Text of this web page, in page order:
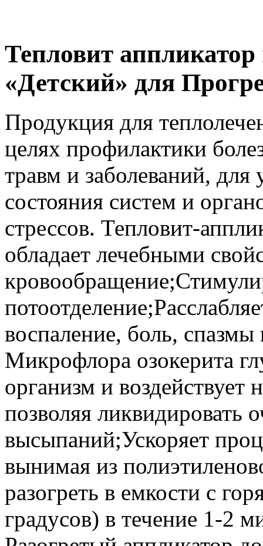
Тепловит
«Детский» для
Продукция для
целях профилактики
травм и заболеваний,
состояния систем и
стрессов. Тепловит-
обладает лечебными
воспаление, боль,
Микрофлора озокерита
организм и воздействует
позволяя ликвидировать
высыпаний;Ускоряет
вынимая из
разогреть в емкости с
градусов) в течение 1-